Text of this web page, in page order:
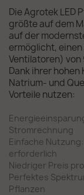
Die Agrotek LED
größte auf dem
auf der
ermöglicht,
Ventilatoren)
Dank ihrer
Natrium- und
Vorteile nutzen:
Stromrechnung
Einfache
erforderlich
Niedriger Preis
Perfektes
Pflanzen